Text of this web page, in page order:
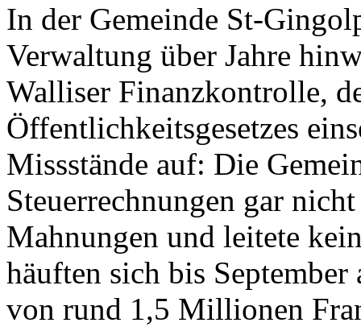
In der Gemeinde St-
Verwaltung über Jahre
Walliser Finanzkontrolle,
Öffentlichkeitsgesetzes
Missstände auf: Die
Steuerrechnungen gar
Mahnungen und leitete
häuften sich bis September
von rund 1,5 Millionen